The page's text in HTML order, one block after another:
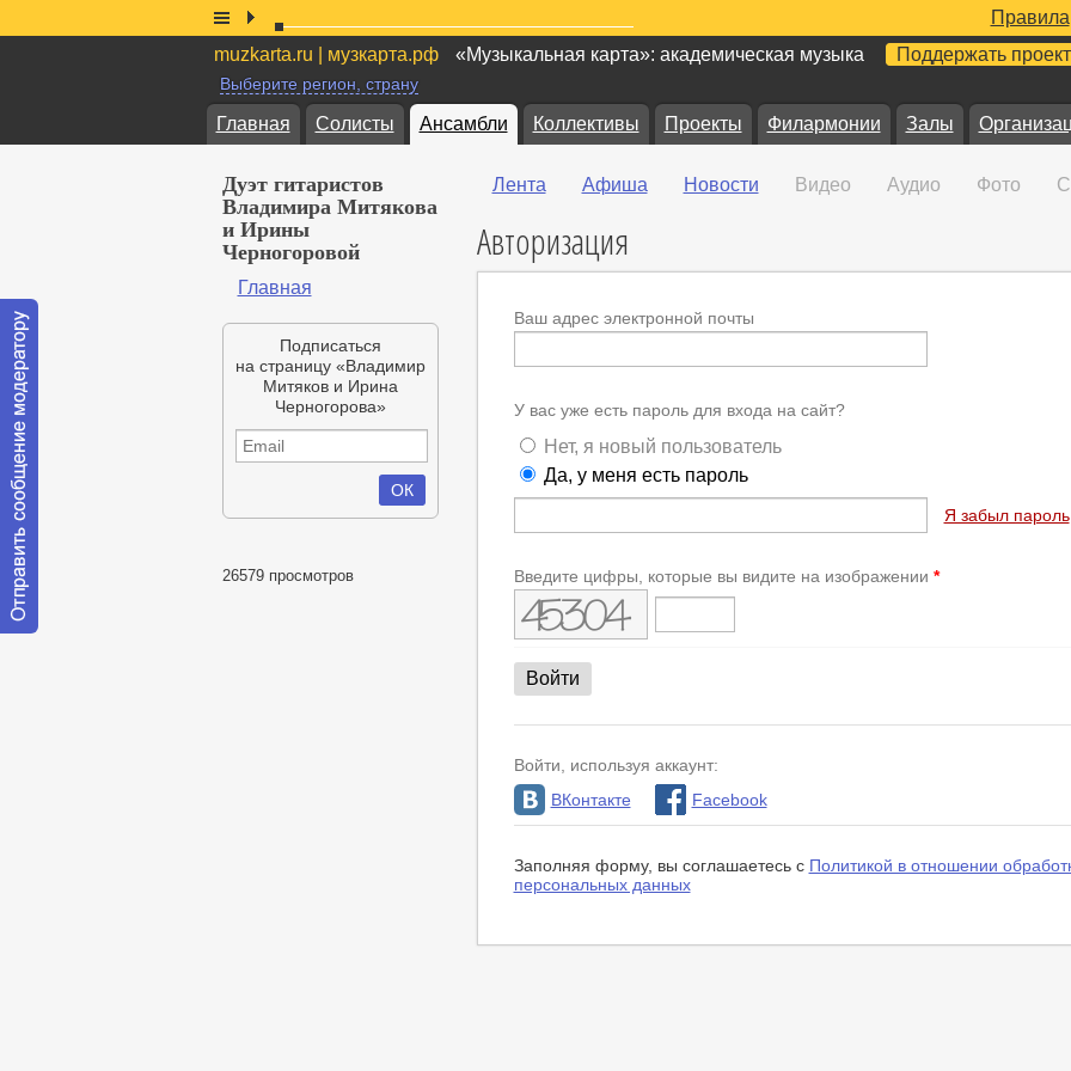
Правила
muzkarta.ru | музкарта.рф
«Музыкальная карта»: академическая музыка Поддержать проект
Выберите регион, страну
Главная Солисты Ансамбли Коллективы Проекты Филармонии Залы
Дуэт гитаристов
Владимира Митякова
и Ирины
Черногоровой
Главная
Подписаться
на страницу «Владимир
Митяков и Ирина
Черногорова»
26579 просмотров
Лента Афиша Новости Видео Аудио Фото
Авторизация
Ваш адрес электронной почты
У вас уже есть пароль для входа на сайт?
Нет, я новый пользователь
Да, у меня есть пароль
Я забыл пароль
Введите цифры, которые вы видите на изображении *
Войти, используя аккаунт:
ВКонтакте
Facebook
Заполняя форму, вы соглашаетесь с Политикой в отношении
персональных данных